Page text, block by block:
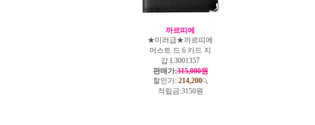
까르띠에
★미러급★까르띠에
머스트 드 6 카드 지
갑 L3001357
판매가:315,000원
할인가: 214,200
적립금:3150원